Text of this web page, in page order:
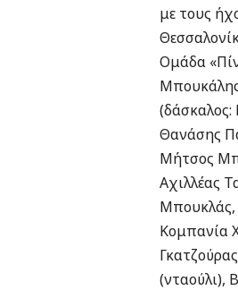
με τους
Ομάδα
(δάσκαλος:
Θανάσης
Μήτσος
Αχιλλέας
Μπουκλάς,
Κομπανία
(νταούλι),